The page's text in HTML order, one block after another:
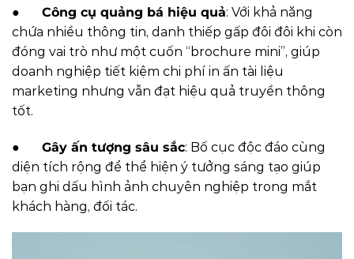
● Công cụ quảng bá hiệu quả: Với khả năng
chứa nhiều thông tin, danh thiếp gấp đôi đôi khi còn
đóng vai trò như một cuốn “brochure mini”, giúp
doanh nghiệp tiết kiệm chi phí in ấn tài liệu
marketing nhưng vẫn đạt hiệu quả truyền thông
tốt.
● Gây ấn tượng sâu sắc: Bố cục độc đáo cùng
diện tích rộng để thể hiện ý tưởng sáng tạo giúp
bạn ghi dấu hình ảnh chuyên nghiệp trong mắt
khách hàng, đối tác.